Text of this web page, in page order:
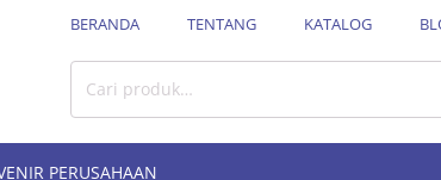
BERANDA TENTANG KATALOG
Pencarian
PERUSAHAAN